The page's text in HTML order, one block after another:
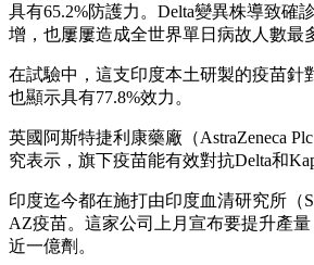
具有65.2%防護力。Delta變異株導致確
增，也屢屢造成全世界單日病故人數最
在試驗中，這支印度本土研製的疫苗針
也顯示具有77.8%效力。
英國阿斯特捷利康藥廠（AstraZeneca
究表示，旗下疫苗能有效對抗Delta和
印度迄今都在施打由印度血清研究所（
AZ疫苗。這家公司上月宣布要提升產
近一億劑。